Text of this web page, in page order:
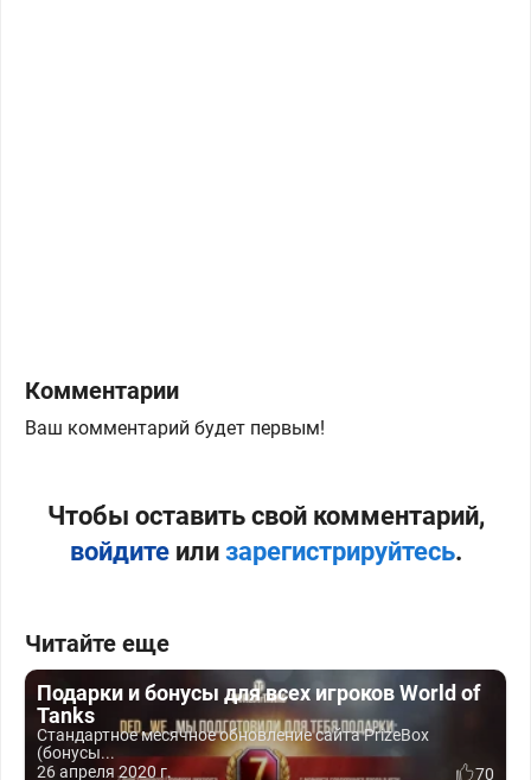
Комментарии
Ваш комментарий будет первым!
Чтобы оставить свой комментарий,
войдитеили зарегистрируйтесь.
Читайте еще
Подарки и бонусы для всех игроков World of
Tanks
Стандартное месячное обновление сайта PrizeBox
(бонусы...
26 апреля 2020 г.
70